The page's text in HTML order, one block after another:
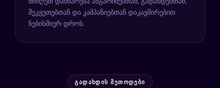
შეკვეთებთან და კამპანიებთან დაკავშირებით
ნებისმიერ დროს.
ᲒᲐᲓᲐᲮᲓᲘᲡ ᲛᲔᲗᲝᲓᲔᲑᲘ